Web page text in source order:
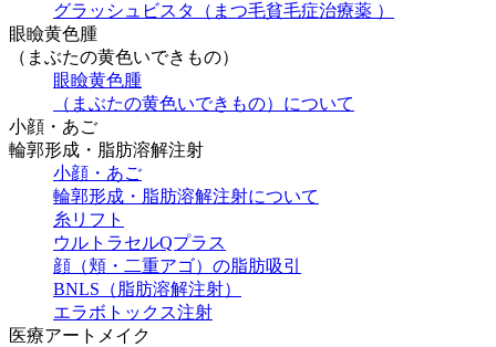
グラッシュビスタ（まつ毛貧毛症治療薬 ）
眼瞼黄色腫
（まぶたの黄色いできもの）
眼瞼黄色腫
（まぶたの黄色いできもの）について
小顔・あご
輪郭形成・脂肪溶解注射
小顔・あご
輪郭形成・脂肪溶解注射について
糸リフト
ウルトラセルQプラス
顔（頬・二重アゴ）の脂肪吸引
BNLS（脂肪溶解注射）
エラボトックス注射
医療アートメイク